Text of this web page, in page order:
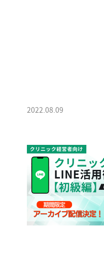
2022.08.09